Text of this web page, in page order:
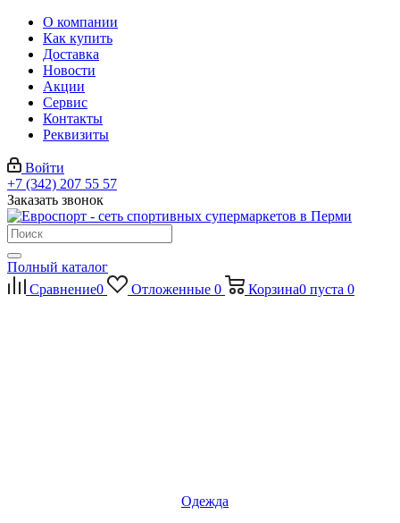
О компании
Как купить
Доставка
Новости
Акции
Сервис
Контакты
Реквизиты
Войти
+7 (342) 207 55 57
Заказать звонок
Полный каталог
Сравнение0 Отложенные 0 Корзина0 пуста 0
Одежда